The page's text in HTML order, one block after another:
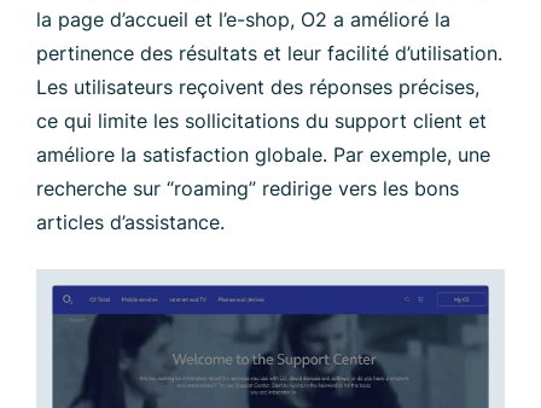
la page d’accueil et l’e-shop, O2 a amélioré la
pertinence des résultats et leur facilité d’utilisation.
Les utilisateurs reçoivent des réponses précises,
ce qui limite les sollicitations du support client et
améliore la satisfaction globale. Par exemple, une
recherche sur “roaming” redirige vers les bons
articles d’assistance.